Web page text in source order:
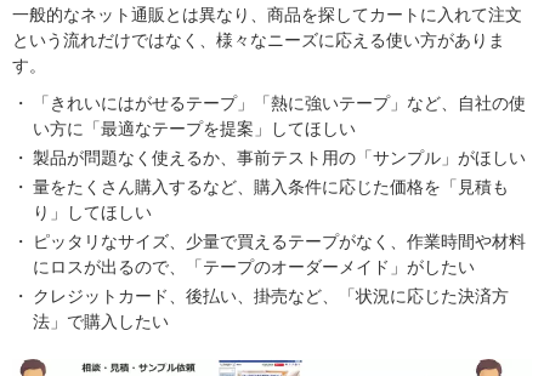
一般的なネット通販とは異なり、商品を探してカートに入れて注文
という流れだけではなく、様々なニーズに応える使い方がありま
す。
「きれいにはがせるテープ」「熱に強いテープ」など、自社の使
い方に「最適なテープを提案」してほしい
製品が問題なく使えるか、事前テスト用の「サンプル」がほしい
量をたくさん購入するなど、購入条件に応じた価格を「見積も
り」してほしい
ピッタリなサイズ、少量で買えるテープがなく、作業時間や材料
にロスが出るので、「テープのオーダーメイド」がしたい
クレジットカード、後払い、掛売など、「状況に応じた決済方
法」で購入したい